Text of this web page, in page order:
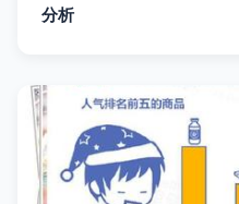
分析